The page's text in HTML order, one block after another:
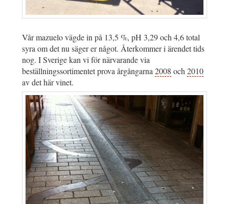
Vår mazuelo vägde in på 13,5 %, pH 3,29 och 4,6 total
syra om det nu säger er något. Återkommer i ärendet tids
nog. I Sverige kan vi för närvarande via
beställningssortimentet prova årgångarna2008 och2010
av det här vinet.